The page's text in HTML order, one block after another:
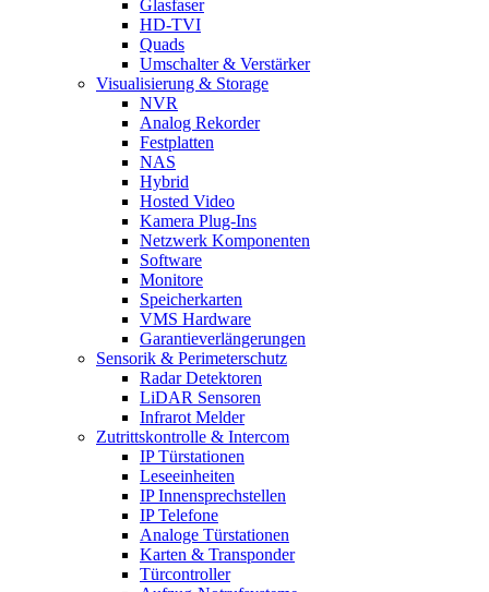
Glasfaser
HD-TVI
Quads
Umschalter & Verstärker
Visualisierung & Storage
NVR
Analog Rekorder
Festplatten
NAS
Hybrid
Hosted Video
Kamera Plug-Ins
Netzwerk Komponenten
Software
Monitore
Speicherkarten
VMS Hardware
Garantieverlängerungen
Sensorik & Perimeterschutz
Radar Detektoren
LiDAR Sensoren
Infrarot Melder
Zutrittskontrolle & Intercom
IP Türstationen
Leseeinheiten
IP Innensprechstellen
IP Telefone
Analoge Türstationen
Karten & Transponder
Türcontroller